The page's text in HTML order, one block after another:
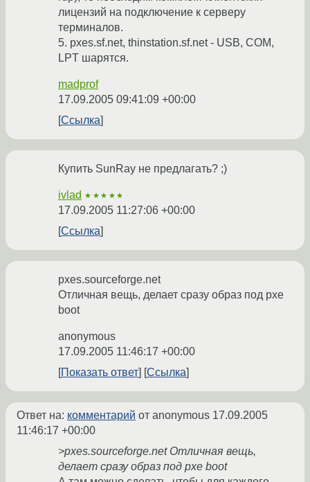
лицензий на подключение к серверу
терминалов.
5. pxes.sf.net, thinstation.sf.net - USB, COM,
LPT шарятся.
madprof
17.09.2005 09:41:09 +00:00
Ссылка
Купить SunRay не предлагать? ;)
ivlad ★★★★★
17.09.2005 11:27:06 +00:00
Ссылка
pxes.sourceforge.net
Отличная вещь, делает сразу образ под pxe
boot
anonymous
17.09.2005 11:46:17 +00:00
Показать ответ
Ссылка
Ответ на: комментарий от anonymous 17.09.2005
11:46:17 +00:00
>pxes.sourceforge.net Отличная вещь,
делает сразу образ под pxe boot